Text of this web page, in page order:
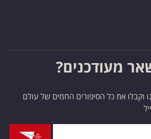
מעודכנים?
וקבלו את כל הסיפורים החמים של עולם